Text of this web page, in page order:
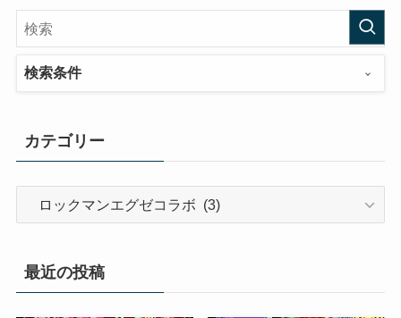
検索条件
カテゴリー
リ
最近の投稿